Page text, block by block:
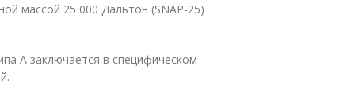
массой 25 000 Дальтон (SNAP-25)
А заключается в специфическом